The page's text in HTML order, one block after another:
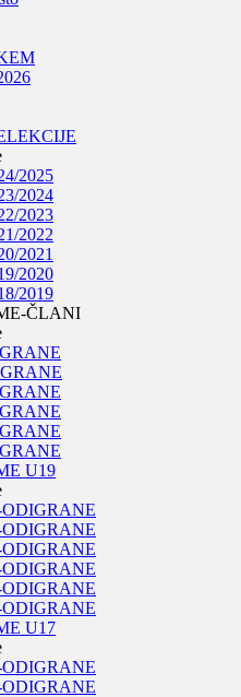
2025
2024
2023
2022
2021
2020
2019
ČLANI
U19
ODIGRANE
ODIGRANE
ODIGRANE
ODIGRANE
ODIGRANE
ODIGRANE
U17
ODIGRANE
ODIGRANE